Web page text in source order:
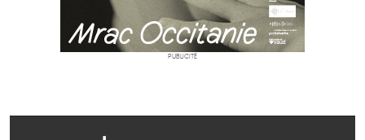
PUBLICITÉ